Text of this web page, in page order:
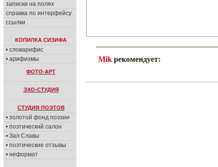
записки на полях
справка по интерфейсу
ссылки
КОПИЛКА СИЗИФА
• словарифис
• арифизмы
ФОТО-АРТ
ЭХО-СТУДИЯ
СТУДИЯ ПОЭТОВ
• золотой фонд поэзии
• поэтический салон
• Зал Славы
• поэтические отзывы
• неформат
Mik рекомендует: